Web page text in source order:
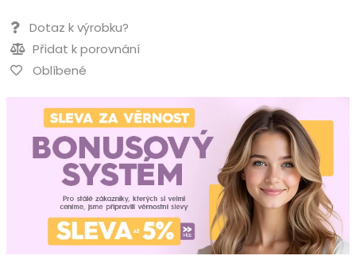
Dotaz k výrobku?
Přidat k porovnání
Oblíbené